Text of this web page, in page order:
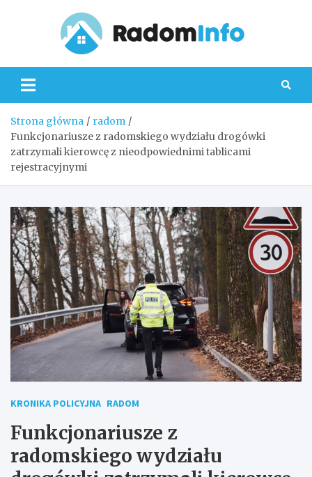
Strona główna
radom
Funkcjonariusze z radomskiego wydziału drogówki
zatrzymali kierowcę z nieodpowiednimi tablicami
rejestracyjnymi
KRONIKA POLICYJNA RADOM
Funkcjonariusze z
radomskiego wydziału